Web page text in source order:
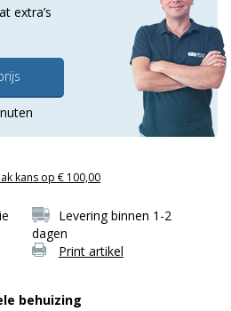
extra’s
kans op € 100,00
Levering binnen 1-2
dagen
Print artikel
behuizing